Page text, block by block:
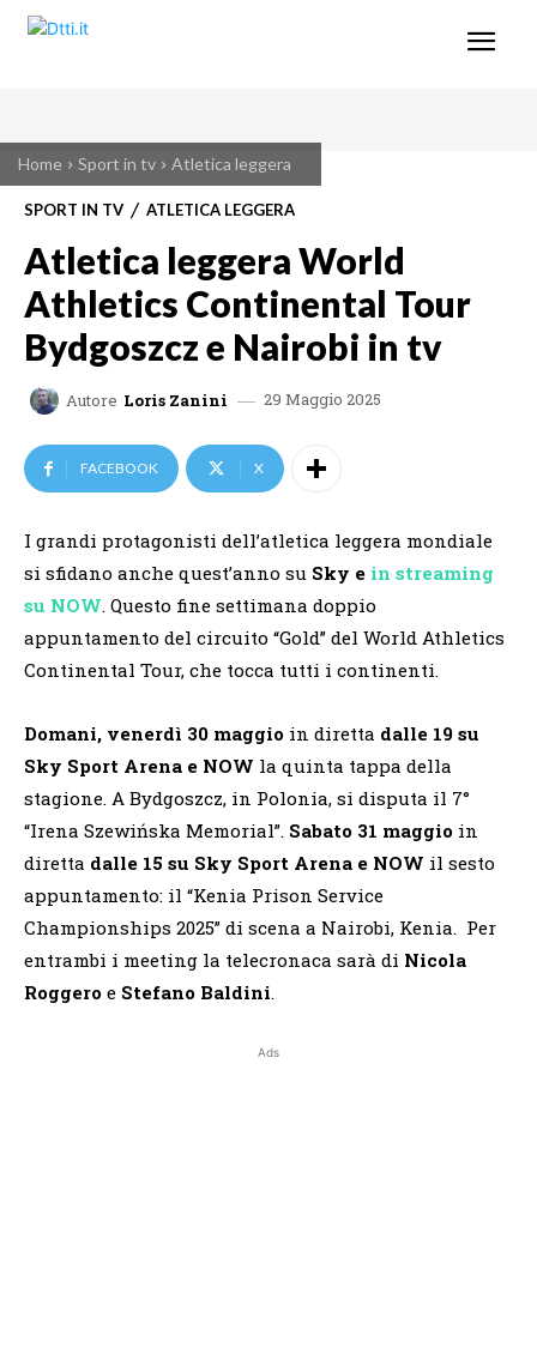
Home Sport in tv Atletica leggera
SPORT IN TV ATLETICA LEGGERA
Atletica leggera World
Athletics Continental Tour
Bydgoszcz e Nairobi in tv
Autore Loris Zanini 29 Maggio 2025
FACEBOOK X
I grandi protagonisti dell’atletica leggera mondiale
si sfidano anche quest’anno su Sky e in streaming
su NOW. Questo fine settimana doppio
appuntamento del circuito “Gold” del World Athletics
Continental Tour, che tocca tutti i continenti.
Domani, venerdì 30 maggio in diretta dalle 19 su
Sky Sport Arena e NOW la quinta tappa della
stagione. A Bydgoszcz, in Polonia, si disputa il 7°
“Irena Szewińska Memorial”. Sabato 31 maggio in
diretta dalle 15 su Sky Sport Arena e NOW il sesto
appuntamento: il “Kenia Prison Service
Championships 2025” di scena a Nairobi, Kenia. Per
entrambi i meeting la telecronaca sarà di Nicola
Roggero e Stefano Baldini.
Ads